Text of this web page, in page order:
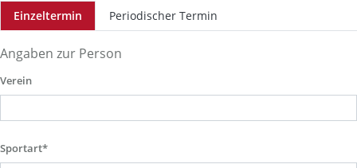
Einzeltermin Periodischer Termin
Angaben zur Person
Verein
Sportart*